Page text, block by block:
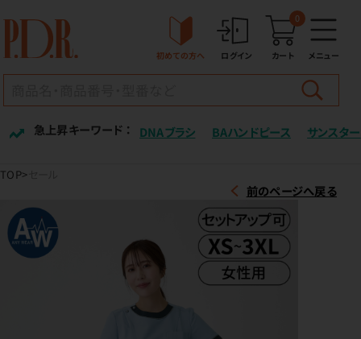
初めての方へ ログイン カート
0
メニュー
急上昇キーワード ： DNAブラシ BAハンドピース サンスター
TOP
前のページへ戻る